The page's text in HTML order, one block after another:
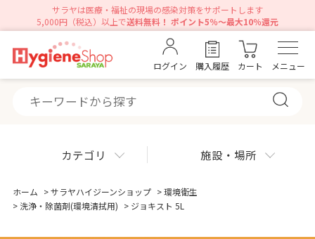
サラヤは医療・福祉の現場の感染対策をサポートします
5,000円（税込）以上で送料無料！ ポイント5％～最大10％還元
ログイン 購入履歴 カート メニュー
カテゴリ 施設・場所
ホーム >サラヤハイジーンショップ >環境衛生
> 洗浄・除菌剤(環境清拭用) > ジョキスト 5L